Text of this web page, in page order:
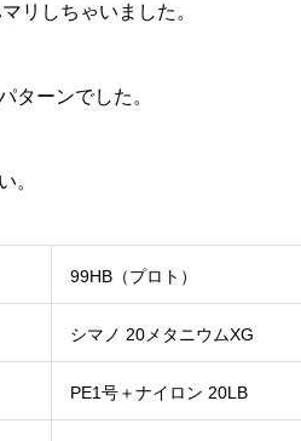
リしちゃいました。
ターンでした。
。
99HB（プロト）
シマノ 20メタニウムXG
PE1号＋ナイロン 20LB